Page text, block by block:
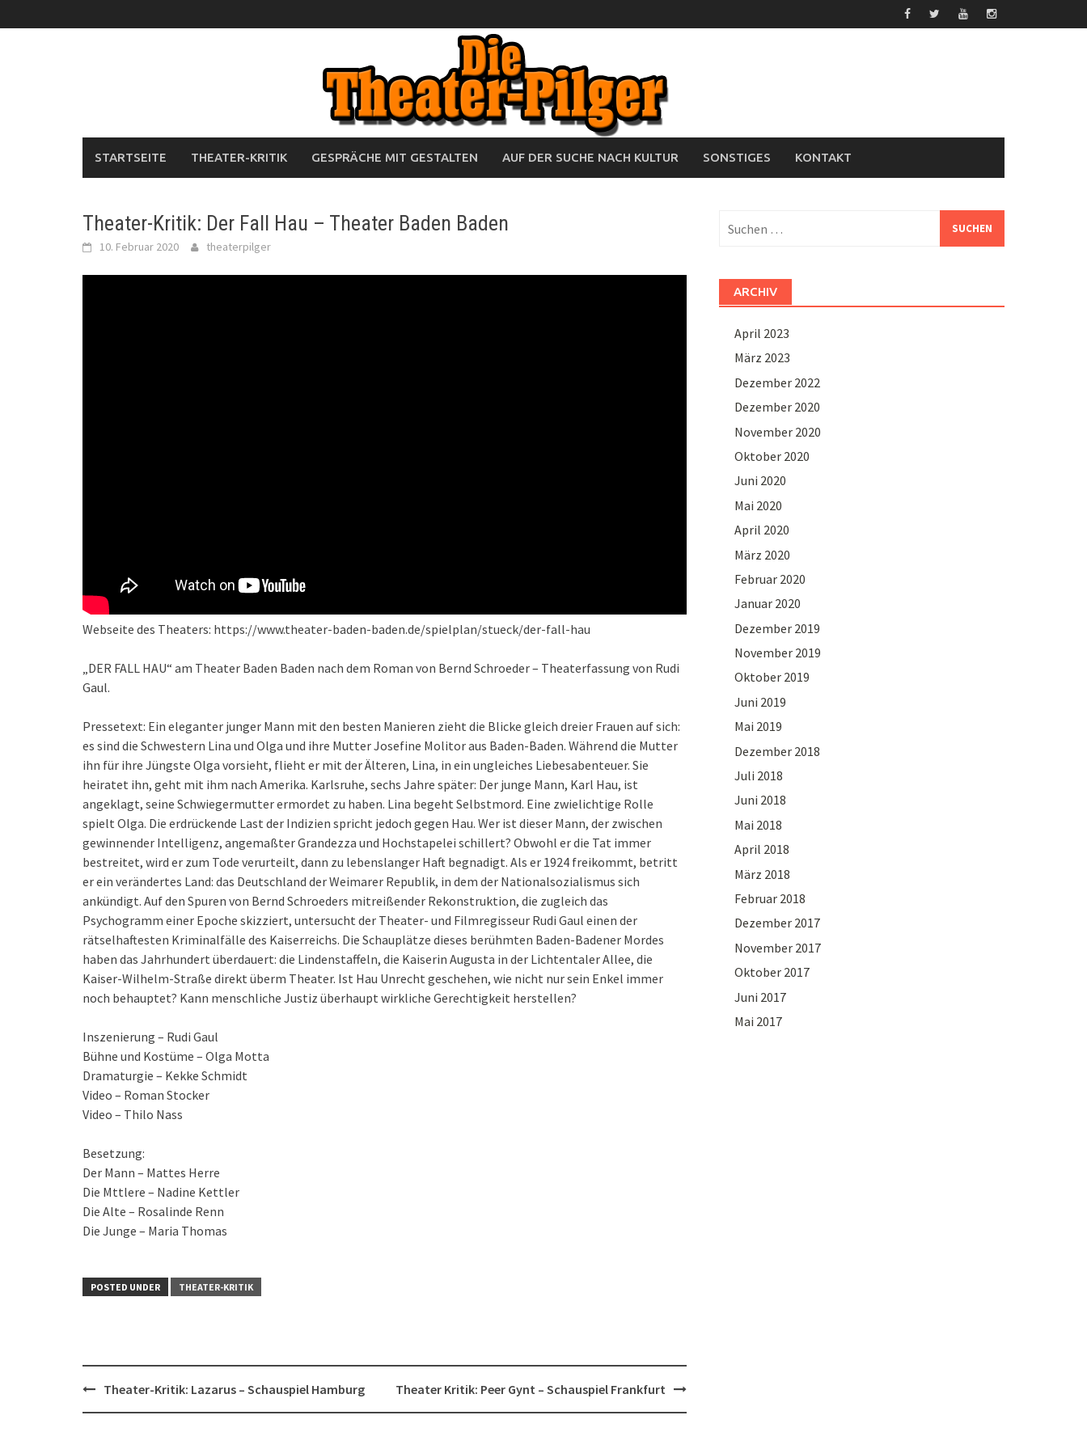
to
STARTSEITE THEATER-KRITIK GESPRÄCHE MIT GESTALTEN AUF DER SUCHE NACH KULTUR SONSTIGES KONTAKT
Theater-Kritik: Der Fall Hau – Theater Baden Baden
10. Februar 2020 theaterpilger
Webseite des Theaters: https://www.theater-baden-baden.de/spielplan/stueck/der-fall-hau
„DER FALL HAU“ am Theater Baden Baden nach dem Roman von Bernd Schroeder – Theaterfassung von Rudi
Gaul.
Pressetext: Ein eleganter junger Mann mit den besten Manieren zieht die Blicke gleich dreier Frauen auf sich:
es sind die Schwestern Lina und Olga und ihre Mutter Josefine Molitor aus Baden-Baden. Während die Mutter
ihn für ihre Jüngste Olga vorsieht, flieht er mit der Älteren, Lina, in ein ungleiches Liebesabenteuer. Sie
heiratet ihn, geht mit ihm nach Amerika. Karlsruhe, sechs Jahre später: Der junge Mann, Karl Hau, ist
angeklagt, seine Schwiegermutter ermordet zu haben. Lina begeht Selbstmord. Eine zwielichtige Rolle
spielt Olga. Die erdrückende Last der Indizien spricht jedoch gegen Hau. Wer ist dieser Mann, der zwischen
gewinnender Intelligenz, angemaßter Grandezza und Hochstapelei schillert? Obwohl er die Tat immer
bestreitet, wird er zum Tode verurteilt, dann zu lebenslanger Haft begnadigt. Als er 1924 freikommt, betritt
er ein verändertes Land: das Deutschland der Weimarer Republik, in dem der Nationalsozialismus sich
ankündigt. Auf den Spuren von Bernd Schroeders mitreißender Rekonstruktion, die zugleich das
Psychogramm einer Epoche skizziert, untersucht der Theater- und Filmregisseur Rudi Gaul einen der
rätselhaftesten Kriminalfälle des Kaiserreichs. Die Schauplätze dieses berühmten Baden-Badener Mordes
haben das Jahrhundert überdauert: die Lindenstaffeln, die Kaiserin Augusta in der Lichtentaler Allee, die
Kaiser-Wilhelm-Straße direkt überm Theater. Ist Hau Unrecht geschehen, wie nicht nur sein Enkel immer
noch behauptet? Kann menschliche Justiz überhaupt wirkliche Gerechtigkeit herstellen?
Inszenierung – Rudi Gaul
Bühne und Kostüme – Olga Motta
Dramaturgie – Kekke Schmidt
Video – Roman Stocker
Video – Thilo Nass
Besetzung:
Der Mann – Mattes Herre
Die Mttlere – Nadine Kettler
Die Alte – Rosalinde Renn
Die Junge – Maria Thomas
POSTED UNDER THEATER-KRITIK
PostTheater-Kritik: Lazarus – Schauspiel Hamburg Theater Kritik: Peer Gynt – Schauspiel Frankfurt
nach:
ARCHIV
April 2023
März 2023
Dezember 2022
Dezember 2020
November 2020
Oktober 2020
Juni 2020
Mai 2020
April 2020
März 2020
Februar 2020
Januar 2020
Dezember 2019
November 2019
Oktober 2019
Juni 2019
Mai 2019
Dezember 2018
Juli 2018
Juni 2018
Mai 2018
April 2018
März 2018
Februar 2018
Dezember 2017
November 2017
Oktober 2017
Juni 2017
Mai 2017